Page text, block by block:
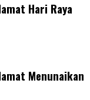
Hari Raya
Menunaikan